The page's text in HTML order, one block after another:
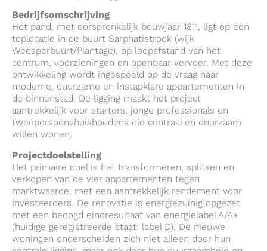
Bedrijfsomschrijving
Het pand, met oorspronkelijk bouwjaar 1811, ligt op een
toplocatie in de buurt Sarphatistrook (wijk
Weesperbuurt/Plantage), op loopafstand van het
centrum, voorzieningen en openbaar vervoer. Met deze
ontwikkeling wordt ingespeeld op de vraag naar
moderne, duurzame en instapklare appartementen in
de binnenstad. De ligging maakt het project
aantrekkelijk voor starters, jonge professionals en
tweepersoonshuishoudens die centraal en duurzaam
willen wonen.
Projectdoelstelling
Het primaire doel is het transformeren, splitsen en
verkopen van de vier appartementen tegen
marktwaarde, met een aantrekkelijk rendement voor
investeerders. De renovatie is energiezuinig opgezet
met een beoogd eindresultaat van energielabel A/A+
(huidige geregistreerde staat: label D). De nieuwe
woningen onderscheiden zich niet alleen door hun